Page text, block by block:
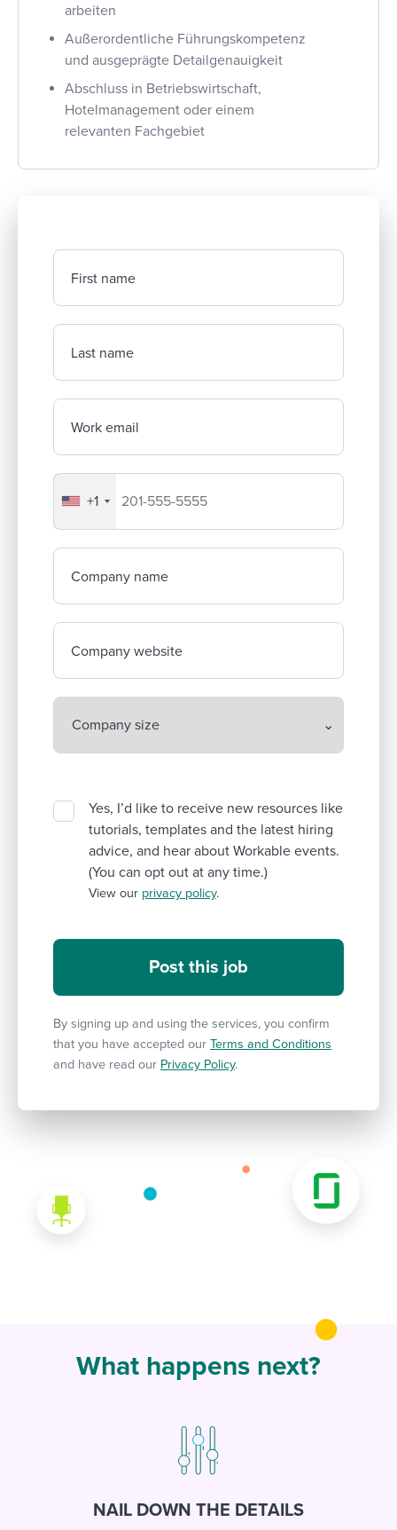
arbeiten
Außerordentliche Führungskompetenz
und ausgeprägte Detailgenauigkeit
Abschluss in Betriebswirtschaft,
Hotelmanagement oder einem
relevanten Fachgebiet
First name
Last name
Work email
Your company's phone number
+1
Company name
Company website
Yes, I’d like to receive new resources like
tutorials, templates and the latest hiring
advice, and hear about Workable events.
(You can opt out at any time.)
View our privacy policy.
By signing up and using the services, you confirm
that you have accepted our Terms and Conditions
and have read our Privacy Policy.
What happens next?
NAIL DOWN THE DETAILS